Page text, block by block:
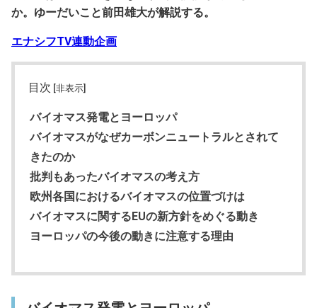
か。ゆーだいこと前田雄大が解説する。
エナシフTV連動企画
目次 [非表示]
バイオマス発電とヨーロッパ
バイオマスがなぜカーボンニュートラルとされて
きたのか
批判もあったバイオマスの考え方
欧州各国におけるバイオマスの位置づけは
バイオマスに関するEUの新方針をめぐる動き
ヨーロッパの今後の動きに注意する理由